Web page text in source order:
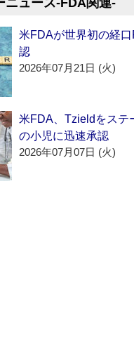
ニュース‐FDA関連‐
米FDAが世界初の経
認
2026年07月21日 (火)
米FDA、Tzieldをステ
の小児に迅速承認
2026年07月07日 (火)